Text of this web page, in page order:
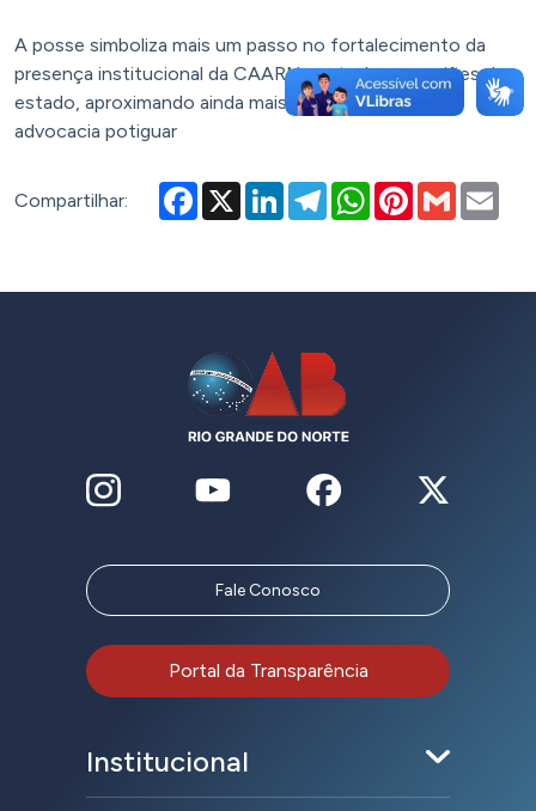
A posse simboliza mais um passo no fortalecimento da
presença institucional da CAARN em todas as regiões do
estado, aproximando ainda mais os serviços da
advocacia potiguar
Compartilhar: Facebook
X LinkedInTelegramWhatsAppPinterest
Gmail
Fale Conosco
Portal da Transparência
Institucional